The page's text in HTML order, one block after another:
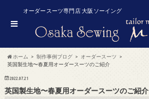
オーダースーツ専門店 大阪ソーイング
ホーム 制作事例ブログ
オーダースーツ
英国製生地〜春夏用オーダースーツのご紹介
2022.07.21
英国製生地〜春夏用オーダースーツのご紹介